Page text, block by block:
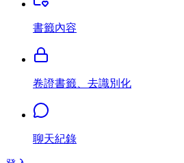
書籤內容
卷證書籤、去識別化
聊天紀錄